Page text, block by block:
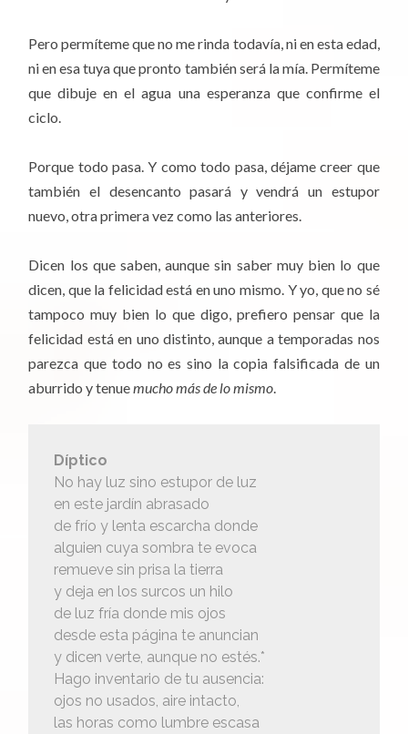
Pero permíteme que no me rinda todavía, ni en esta edad,
ni en esa tuya que pronto también será la mía. Permíteme
que dibuje en el agua una esperanza que confirme el
ciclo.
Porque todo pasa. Y como todo pasa, déjame creer que
también el desencanto pasará y vendrá un estupor
nuevo, otra primera vez como las anteriores.
Dicen los que saben, aunque sin saber muy bien lo que
dicen, que la felicidad está en uno mismo. Y yo, que no sé
tampoco muy bien lo que digo, prefiero pensar que la
felicidad está en uno distinto, aunque a temporadas nos
parezca que todo no es sino la copia falsificada de un
aburrido y tenuemucho más de lo mismo.
Díptico
No hay luz sino estupor de luz
en este jardín abrasado
de frío y lenta escarcha donde
alguien cuya sombra te evoca
remueve sin prisa la tierra
y deja en los surcos un hilo
de luz fría donde mis ojos
desde esta página te anuncian
y dicen verte, aunque no estés.*
Hago inventario de tu ausencia:
ojos no usados, aire intacto,
las horas como lumbre escasa